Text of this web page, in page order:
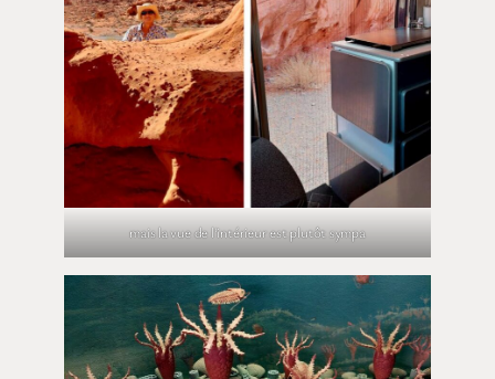
mais la vue de l’intérieur est plutôt sympa